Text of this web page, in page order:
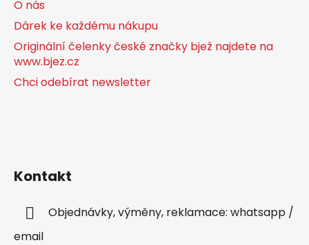
O nás
Dárek ke každému nákupu
Originální čelenky české značky bjež najdete na
www.bjez.cz
Chci odebírat newsletter
Kontakt
Objednávky, výměny, reklamace: whatsapp /
email